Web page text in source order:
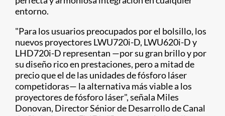
entorno.
"Para los usuarios preocupa​​dos por el bolsillo, los
nuevos proyectores LWU720i-D, LWU620i-D y
LHD720i-D representan —por su gran brillo y por
su diseño rico en prestaciones, pero a mitad de
precio que el de las unidades de fósforo láser
competidoras— la alternativa más viable a los
proyectores de fósforo láser", señala Miles
Donovan, Director Sénior de Desarrollo de Canal